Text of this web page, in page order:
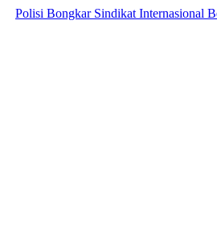
Bongkar Sindikat Internasional